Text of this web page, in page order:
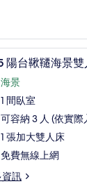
費迷你吧
陽台鞦韆海景雙
海景
1 間臥室
可容納 3 人 (依實
1 張加大雙人床
免費無線上網
資訊